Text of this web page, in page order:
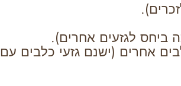
אחרים (ישנם גזעי כלבים עם